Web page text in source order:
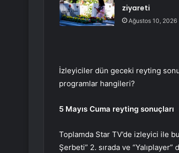
ziyareti
Ağustos 10, 2026
İzleyiciler dün geceki reyting
programlar hangileri?
5 Mayıs Cuma reyting sonuçları
Toplamda Star TV’de izleyici ile
Şerbeti” 2. sırada ve